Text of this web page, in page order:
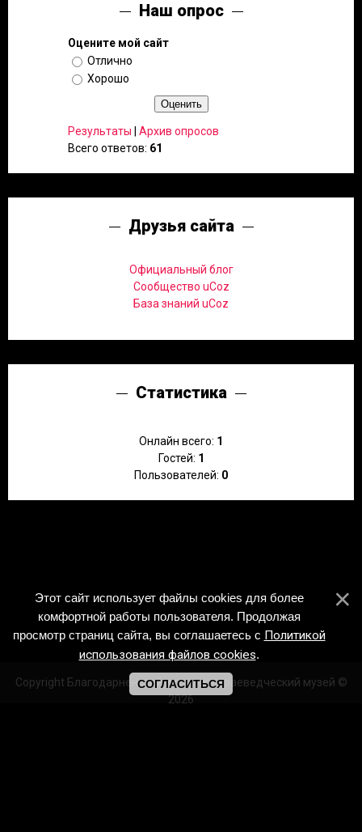
Наш опрос
Оцените мой сайт
Отлично
Хорошо
Результаты | Архив опросов
Всего ответов: 61
Друзья сайта
Официальный блог
Сообщество uCoz
База знаний uCoz
Статистика
Онлайн всего: 1
Гостей: 1
Пользователей: 0
Copyright Благодарненский историко-краеведческий музей ©
2026
Этот сайт использует файлы cookies для более
комфортной работы пользователя. Продолжая
просмотр страниц сайта, вы соглашаетесь с Политикой
использования файлов cookies.
СОГЛАСИТЬСЯ